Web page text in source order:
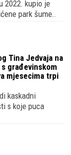
2022. kupio je
park šume..
Tina Jedvaja na
građevinskom
mjesecima trpi
kaskadni
s koje puca